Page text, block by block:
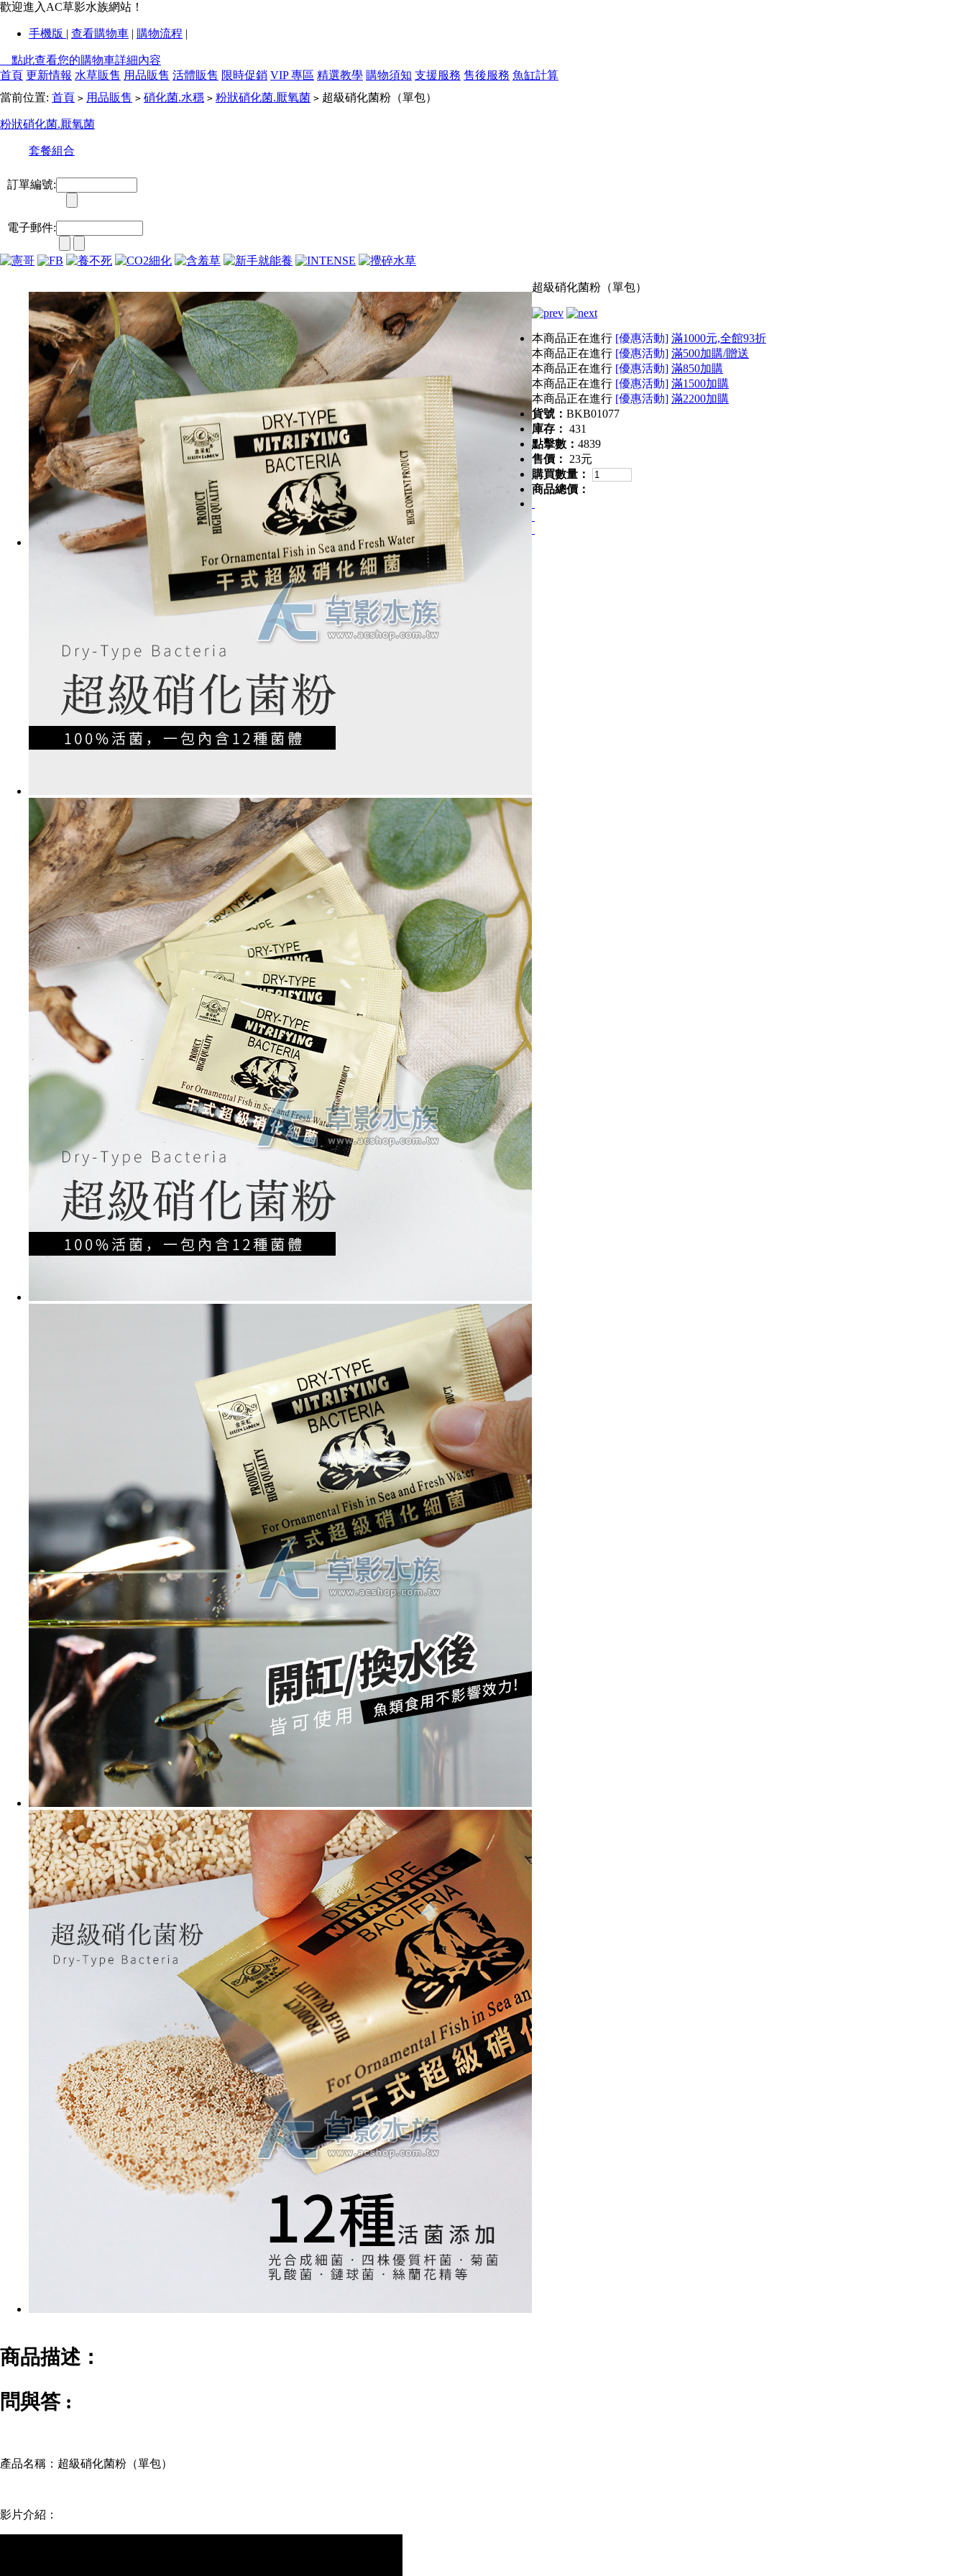
歡迎進入AC草影水族網站！
手機版 | 查看購物車 | 購物流程 |
點此查看您的購物車詳細內容
首頁 更新情報 水草販售 用品販售 活體販售 限時促銷 VIP 專區 精選教學 購物須知 支援服務 售後服務 魚缸計算
當前位置: 首頁 > 用品販售 > 硝化菌.水穩 > 粉狀硝化菌.厭氧菌 > 超級硝化菌粉（單包）
粉狀硝化菌.厭氧菌
套餐組合
訂單編號:
電子郵件:
超級硝化菌粉（單包）
本商品正在進行 [優惠活動] 滿1000元,全館93折
本商品正在進行 [優惠活動] 滿500加購/贈送
本商品正在進行 [優惠活動] 滿850加購
本商品正在進行 [優惠活動] 滿1500加購
本商品正在進行 [優惠活動] 滿2200加購
貨號： BKB01077
庫存： 431
點擊數： 4839
售價：
23元
購買數量：
商品總價：
商品描述：
問與答 :
產品名稱：超級硝化菌粉（單包）
影片介紹：